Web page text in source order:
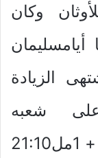
وكان
الزيادة
شعبه
(راجع1مل1:11 + 1مل2:12-4 + 1مل21:10